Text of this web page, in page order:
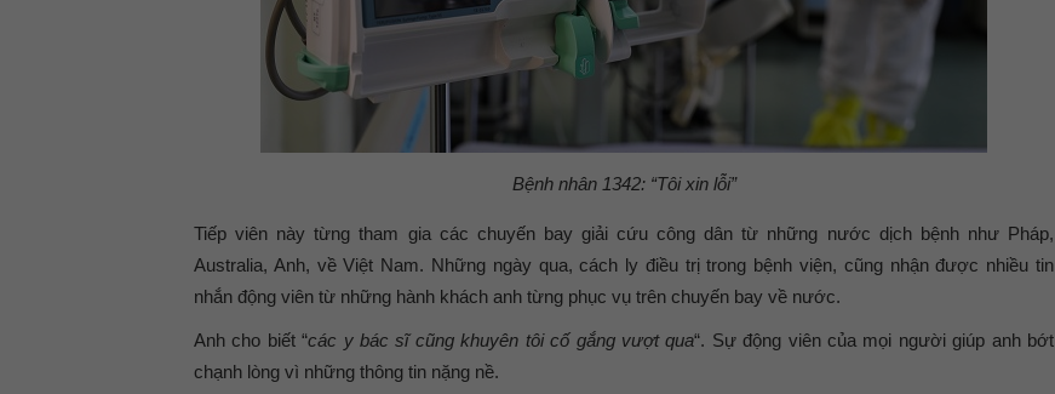
Bệnh nhân 1342: “Tôi xin lỗi”
Tiếp viên này từng tham gia các chuyến bay giải cứu công dân từ những nước dịch bệnh như Pháp,
Australia, Anh, về Việt Nam. Những ngày qua, cách ly điều trị trong bệnh viện, cũng nhận được nhiều tin
nhắn động viên từ những hành khách anh từng phục vụ trên chuyến bay về nước.
Anh cho biết “các y bác sĩ cũng khuyên tôi cố gắng vượt qua“. Sự động viên của mọi người giúp anh bớt
chạnh lòng vì những thông tin nặng nề.